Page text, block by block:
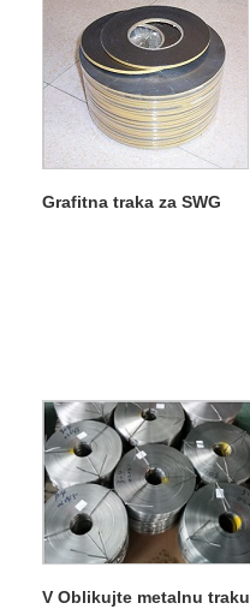
Grafitna traka za SWG
V Oblikujte metalnu traku